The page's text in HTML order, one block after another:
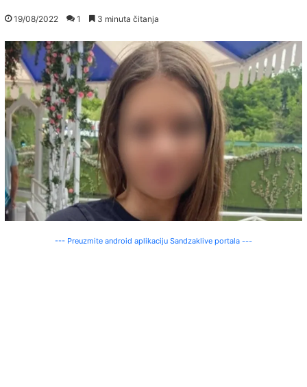
19/08/2022 1 3 minuta čitanja
--- Preuzmite android aplikaciju Sandzaklive portala ---